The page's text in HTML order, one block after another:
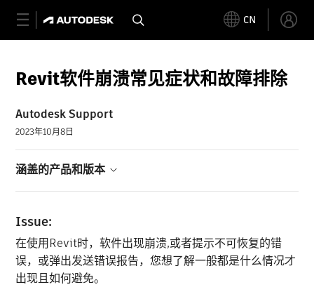
CN
Revit软件崩溃常见症状和故障排除
Autodesk Support
2023年10月8日
涵盖的产品和版本
Issue:
在使用Revit时，软件出现崩溃,或者提示不可恢复的错
误，或弹出发送错误报告，您想了解一般都是什么情况才
出现且如何避免。